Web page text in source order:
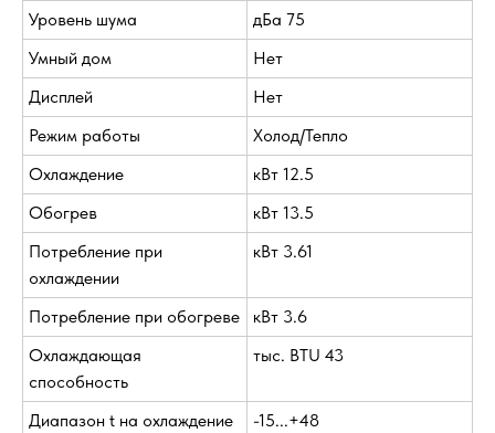
Уровень шума
дБа 75
Умный дом
Нет
Дисплей
Нет
Режим работы
Холод/Тепло
Охлаждение
кВт 12.5
Обогрев
кВт 13.5
Потребление при
охлаждении
кВт 3.61
Потребление при обогреве
кВт 3.6
Охлаждающая
способность
тыс. BTU 43
Диапазон t на охлаждение
-15...+48